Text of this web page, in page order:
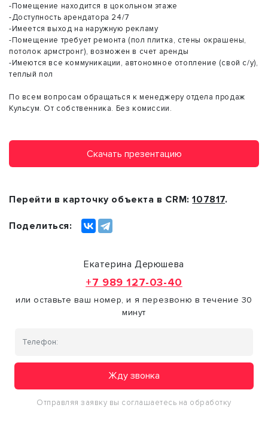
-Помещение находится в цокольном этаже
-Доступность арендатора 24/7
-Имеется выход на наружную рекламу
-Помещение требует ремонта (пол плитка, стены окрашены,
потолок армстронг), возможен в счет аренды
-Имеются все коммуникации, автономное отопление (свой с/у),
теплый пол
По всем вопросам обращаться к менеджеру отдела продаж
Кульсум. От собственника. Без комиссии.
Скачать презентацию
Перейти в карточку объекта в CRM:107817.
Поделиться:
Екатерина Дерюшева
+7 989 127-03-40
или оставьте ваш номер, и я перезвоню в течение 30
минут
Жду звонка
Отправляя заявку вы соглашаетесь на обработку